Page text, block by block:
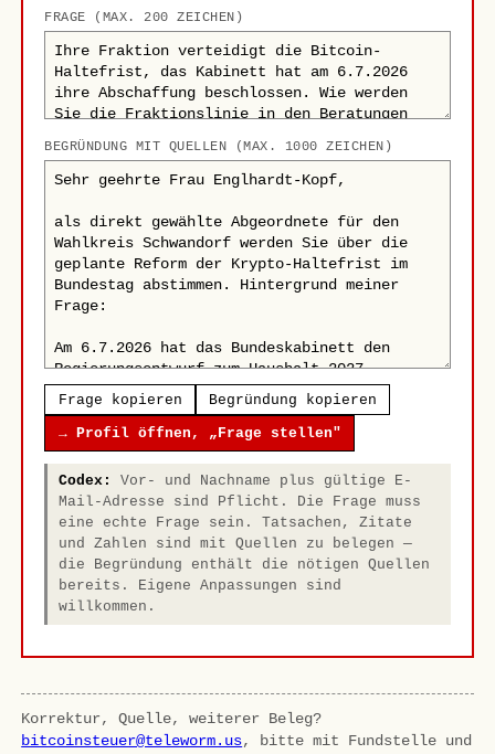
FRAGE (MAX. 200 ZEICHEN)
BEGRÜNDUNG MIT QUELLEN (MAX. 1000 ZEICHEN)
Frage kopieren Begründung kopieren
→ Profil öffnen, „Frage stellen"
Codex:
Vor- und Nachname plus gültige E-
Mail-Adresse sind Pflicht. Die Frage muss
eine echte Frage sein. Tatsachen, Zitate
und Zahlen sind mit Quellen zu belegen —
die Begründung enthält die nötigen Quellen
bereits. Eigene Anpassungen sind
willkommen.
Korrektur, Quelle, weiterer Beleg?
bitcoinsteuer@teleworm.us, bitte mit Fundstelle und